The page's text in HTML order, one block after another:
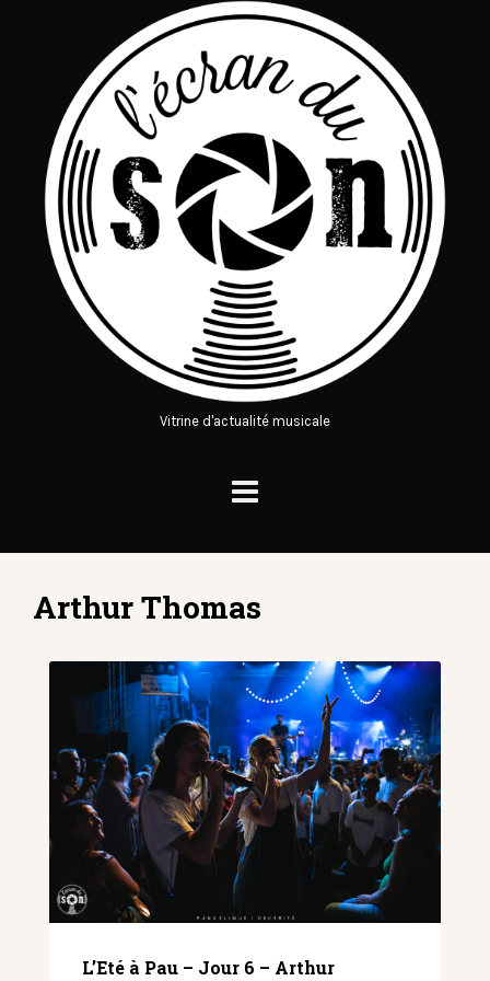
Vitrine d'actualité musicale
Arthur Thomas
L’Eté à Pau – Jour 6 – Arthur